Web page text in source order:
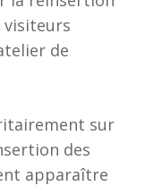
visiteurs
de
sur
des
apparaître